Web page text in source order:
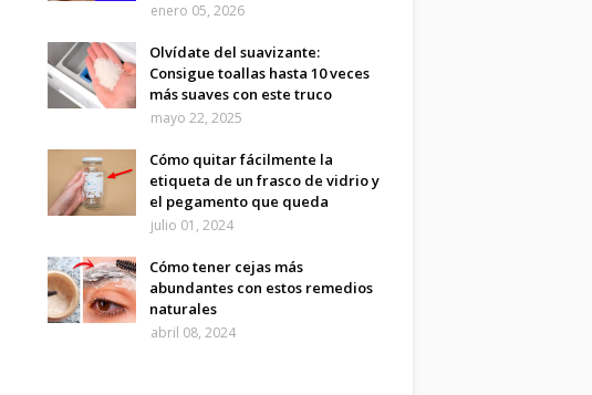
enero 05, 2026
Olvídate del suavizante:
Consigue toallas hasta 10 veces
más suaves con este truco
mayo 22, 2025
Cómo quitar fácilmente la
etiqueta de un frasco de vidrio y
el pegamento que queda
julio 01, 2024
Cómo tener cejas más
abundantes con estos remedios
naturales
abril 08, 2024